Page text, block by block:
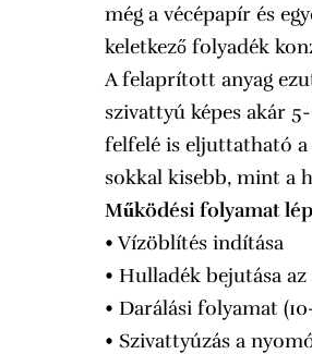
még a vécépapír és
keletkező folyadék
A felaprított anyag
szivattyú képes akár
felfelé is eljuttatható
sokkal kisebb, mint a
Működési folyamat
• Vízöblítés indítása
• Hulladék bejutása
• Darálási folyamat
• Szivattyúzás a